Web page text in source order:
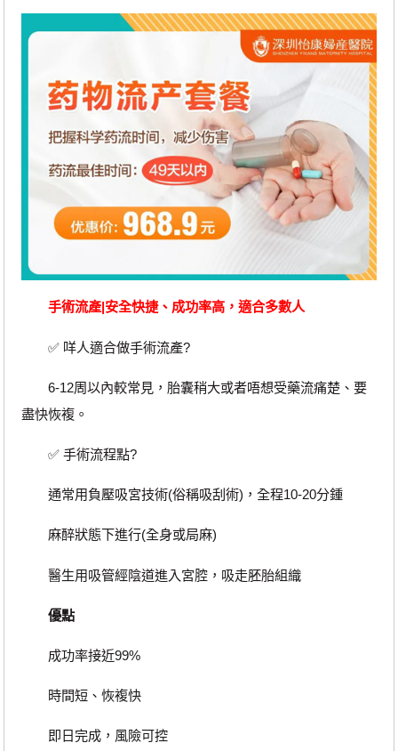
手術流產|安全快捷、成功率高，適合多數人
✅ 咩人適合做手術流產?
6-12周以內較常見，胎囊稍大或者唔想受藥流痛楚、要
盡快恢複。
✅ 手術流程點?
通常用負壓吸宮技術(俗稱吸刮術)，全程10-20分鍾
麻醉狀態下進行(全身或局麻)
醫生用吸管經陰道進入宮腔，吸走胚胎組織
優點
成功率接近99%
時間短、恢複快
即日完成，風險可控